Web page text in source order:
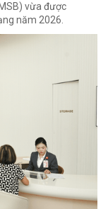
vừa được
năm 2026.